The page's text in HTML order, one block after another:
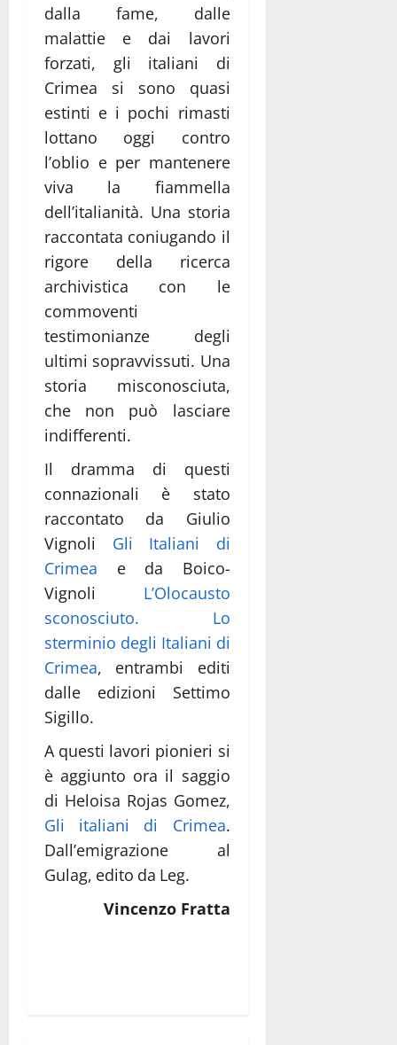
dalla fame, dalle
malattie e dai lavori
forzati, gli italiani di
Crimea si sono quasi
estinti e i pochi rimasti
lottano oggi contro
l’oblio e per mantenere
viva la fiammella
dell’italianità. Una storia
raccontata coniugando il
rigore della ricerca
archivistica con le
commoventi
testimonianze degli
ultimi sopravvissuti. Una
storia misconosciuta,
che non può lasciare
indifferenti.
Il dramma di questi
connazionali è stato
raccontato da Giulio
Vignoli Gli Italiani di
Crimea e da Boico-
Vignoli L’Olocausto
sconosciuto. Lo
sterminio degli Italiani di
Crimea, entrambi editi
dalle edizioni Settimo
Sigillo.
A questi lavori pionieri si
è aggiunto ora il saggio
di Heloisa Rojas Gomez,
Gli italiani di Crimea.
Dall’emigrazione al
Gulag, edito da Leg.
Vincenzo Fratta